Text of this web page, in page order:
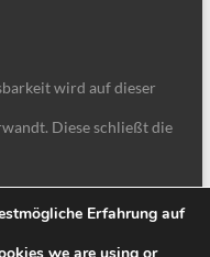
wird auf dieser
Diese schließt die
Erfahrung auf